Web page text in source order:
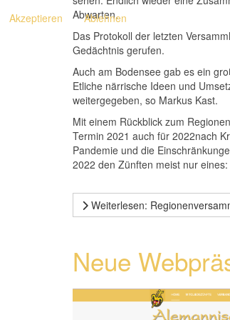
Abwarten.
Das Protokoll der letzten
Gedächtnis gerufen.
Auch am Bodensee gab es ein
Etliche närrische Ideen und
weitergegeben, so Markus Kast.
Mit einem Rückblick zum
Termin 2021 auch für 2022nach
Pandemie und die
2022 den Zünften meist nur
Weiterlesen:
Neue
Akzeptieren
Ablehnen